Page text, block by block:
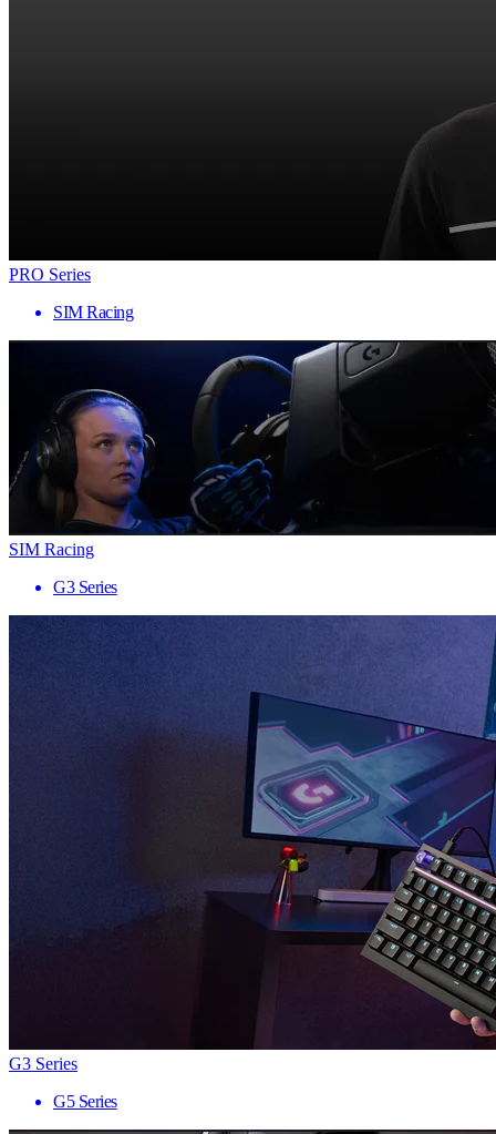
PRO Series
SIM Racing
SIM Racing
G3 Series
G3 Series
G5 Series